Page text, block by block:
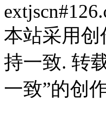
本站采用
持一致. 转
一致”的创